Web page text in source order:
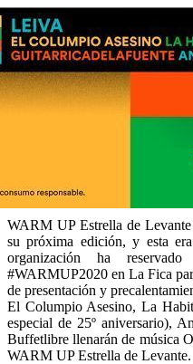
WARM UP Estrella de Levante
su próxima edición, y esta
organización ha
#WARMUP2020 en La Fica
de presentación y
El Columpio Asesino, La
especial de 25º aniversario),
Buffetlibre llenarán de música
WARM UP Estrella de Levante.